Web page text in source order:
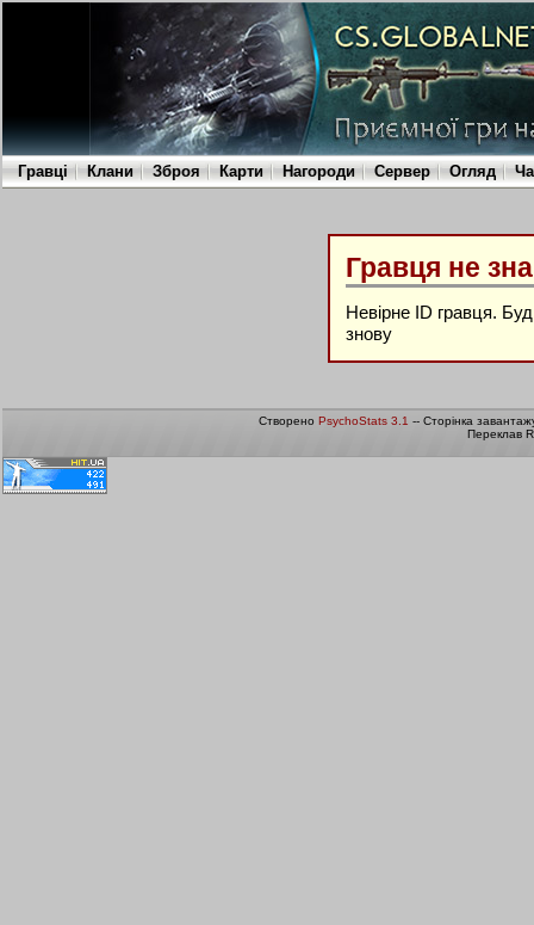
Гравці Клани Зброя Карти Нагороди Сервер Огляд
Гравця не
Невірне ID гравця.
знову
Створено PsychoStats 3.1 -- Сторінка
Переклав